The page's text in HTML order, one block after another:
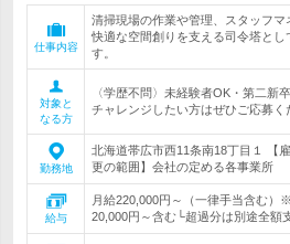
仕事内容
清掃現場の作業や管理、スタッフマ
快適な空間創りを支える司令塔と
す。
対象と
なる方
〈学歴不問〉未経験者OK・第二新
チャレンジしたい方はぜひご応募く
勤務地
北海道帯広市西11条南18丁目１ 【
更の範囲】会社の定める各事業所
給与
月給220,000円～（一律手当含む）
20,000円～含む└超過分は別途全額